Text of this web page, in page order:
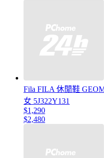
Fila FILA 休閒鞋
女 5J322Y131
$1,290
$2,480